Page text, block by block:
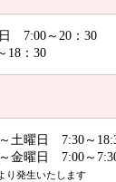
7:00～20：30
18：30
土曜日 7:30～
金曜日 7:00～
り発生いたします